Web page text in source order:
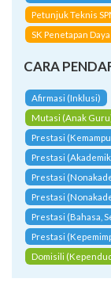
Petunjuk Teknis
SK Penetapan
CARA
Afirmasi (Inklusi)
Mutasi (Anak
Prestasi
Prestasi
Prestasi
Prestasi
Prestasi (Bahasa,
Prestasi
Domisili